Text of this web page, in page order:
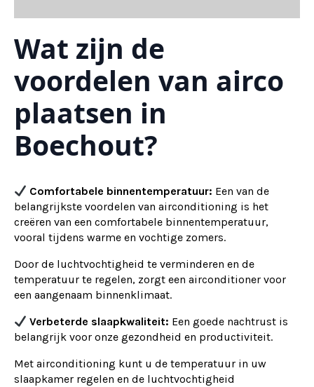
Wat zijn de
voordelen van airco
plaatsen in
Boechout?
Comfortabele binnentemperatuur: Een van de
belangrijkste voordelen van airconditioning is het
creëren van een comfortabele binnentemperatuur,
vooral tijdens warme en vochtige zomers.
Door de luchtvochtigheid te verminderen en de
temperatuur te regelen, zorgt een airconditioner voor
een aangenaam binnenklimaat.
Verbeterde slaapkwaliteit: Een goede nachtrust is
belangrijk voor onze gezondheid en productiviteit.
Met airconditioning kunt u de temperatuur in uw
slaapkamer regelen en de luchtvochtigheid